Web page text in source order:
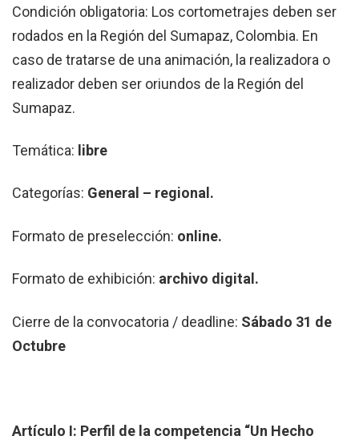
Condición obligatoria: Los cortometrajes deben ser
rodados en la Región del Sumapaz, Colombia. En
caso de tratarse de una animación, la realizadora o
realizador deben ser oriundos de la Región del
Sumapaz.
Temática: libre
Categorías: General – regional.
Formato de preselección: online.
Formato de exhibición: archivo digital.
Cierre de la convocatoria / deadline: Sábado 31 de
Octubre
Artículo I: Perfil de la competencia “Un Hecho